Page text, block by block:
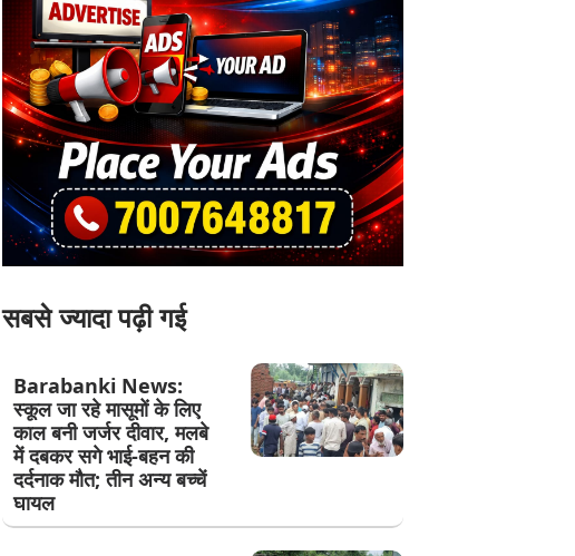
सबसे ज्यादा पढ़ी गई
Barabanki News:
स्कूल जा रहे मासूमों के लिए
काल बनी जर्जर दीवार, मलबे
में दबकर सगे भाई-बहन की
दर्दनाक मौत; तीन अन्य बच्चें
घायल